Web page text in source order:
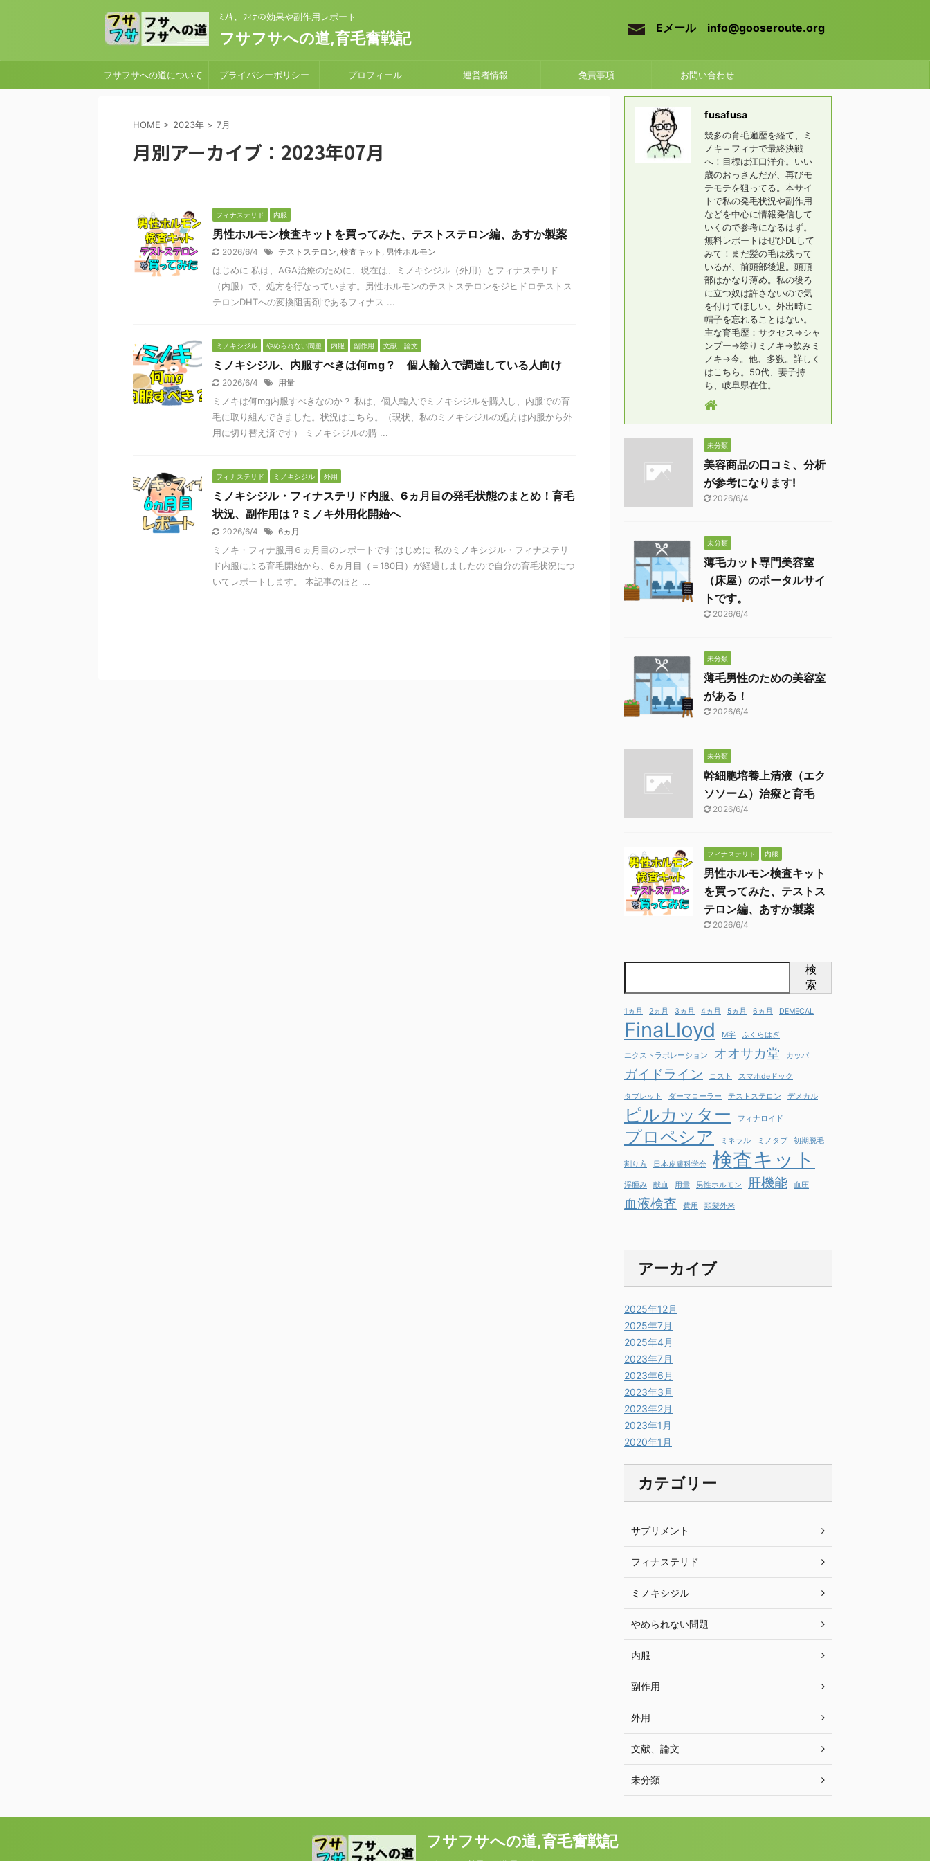
ﾐﾉｷ、ﾌｨﾅの効果や副作用レポート
フサフサへの道,育毛奮戦記
Eメール info@gooseroute.org
フサフサへの道について プライバシーポリシー プロフィール 運営者情報 免責事項 お問い合わせ
HOME > 2023年 > 7月
月別アーカイブ：2023年07月
フィナステリド 内服
男性ホルモン検査キットを買ってみた、テストステロン編、あすか製薬
2026/6/4 テストステロン, 検査キット , 男性ホルモン
はじめに 私は、AGA治療のために、現在は、ミノキシジル（外用）とフィナステリド
（内服）で、処方を行なっています。男性ホルモンのテストステロンをジヒドロテストス
テロンDHTへの変換阻害剤であるフィナス ...
ミノキシジル やめられない問題 内服 副作用 文献、論文
ミノキシジル、内服すべきは何mg？ 個人輸入で調達している人向け
2026/6/4 用量
ミノキは何mg内服すべきなのか？ 私は、個人輸入でミノキシジルを購入し、内服での育
毛に取り組んできました。状況はこちら。（現状、私のミノキシジルの処方は内服から外
用に切り替え済です） ミノキシジルの購 ...
フィナステリド ミノキシジル 外用
ミノキシジル・フィナステリド内服、6ヵ月目の発毛状態のまとめ！育毛
状況、副作用は？ミノキ外用化開始へ
2026/6/4 6ヵ月
ミノキ・フィナ服用６ヵ月目のレポートです はじめに 私のミノキシジル・フィナステリ
ド内服による育毛開始から、6ヵ月目（＝180日）が経過しましたので自分の育毛状況につ
いてレポートします。 本記事のほと ...
fusafusa
幾多の育毛遍歴を経て、ミ
ノキ＋フィナで最終決戦
へ！目標は江口洋介。いい
歳のおっさんだが、再びモ
テモテを狙ってる。本サイ
トで私の発毛状況や副作用
などを中心に情報発信して
いくので参考になるはず。
無料レポートはぜひDLして
みて！まだ髪の毛は残って
いるが、前頭部後退。頭頂
部はかなり薄め。私の後ろ
に立つ奴は許さないので気
を付けてほしい。外出時に
帽子を忘れることはない。
主な育毛歴：サクセス→シャ
ンプー→塗りミノキ→飲みミ
ノキ→今。他、多数。詳しく
はこちら。50代、妻子持
ち、岐阜県在住。
未分類
美容商品の口コミ、分析
が参考になります!
2026/6/4
未分類
薄毛カット専門美容室
（床屋）のポータルサイ
トです。
2026/6/4
未分類
薄毛男性のための美容室
がある！
2026/6/4
未分類
幹細胞培養上清液（エク
ソソーム）治療と育毛
2026/6/4
フィナステリド 内服
男性ホルモン検査キット
を買ってみた、テストス
テロン編、あすか製薬
2026/6/4
検
索
1ヵ月 2ヵ月 3ヵ月 4ヵ月 5ヵ月 6ヵ月 DEMECAL
FinaLloyd M字 ふくらはぎ
エクストラポレーション オオサカ堂 カッパ
ガイドライン コスト スマホdeドック
タブレット ダーマローラー テストステロン デメカル
ピルカッター フィナロイド
プロペシア ミネラル ミノタブ 初期脱毛
割り方 日本皮膚科学会 検査キット
浮腫み 献血 用量 男性ホルモン 肝機能 血圧
血液検査 費用 頭髪外来
アーカイブ
2025年12月
2025年7月
2025年4月
2023年7月
2023年6月
2023年3月
2023年2月
2023年1月
2020年1月
カテゴリー
サプリメント
フィナステリド
ミノキシジル
やめられない問題
内服
副作用
外用
文献、論文
未分類
フサフサへの道,育毛奮戦記